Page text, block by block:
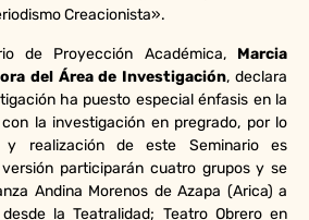
Creacionista».
de Proyección Académica, Marcia
del Área de Investigación, declara
ha puesto especial énfasis en la
la investigación en pregrado, por lo
y realización de este Seminario es
participarán cuatro grupos y se
Andina Morenos de Azapa (Arica) a
la Teatralidad; Teatro Obrero en